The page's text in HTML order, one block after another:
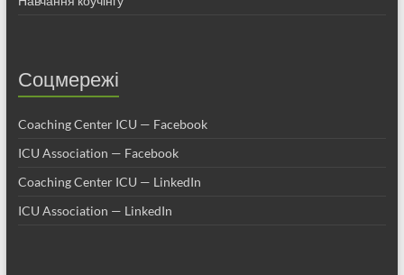
Соцмережі
Coaching Center ICU — Facebook
ICU Association — Facebook
Coaching Center ICU — LinkedIn
ICU Association — LinkedIn